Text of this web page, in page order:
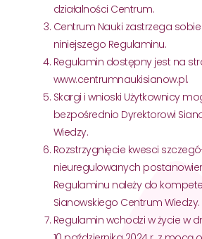
działalności Centrum.
Centrum Nauki zastrzega
niniejszego Regulaminu.
Regulamin dostępny jest na
www.centrumnaukisianow.pl.
Skargi i wnioski Użytkownicy
bezpośrednio Dyrektorowi
Wiedzy.
Rozstrzygnięcie kwesci
nieuregulowanych
Regulaminu należy do
Sianowskiego Centrum Wiedzy.
Regulamin wchodzi w życie w